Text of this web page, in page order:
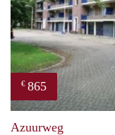
€ 865
Azuurweg